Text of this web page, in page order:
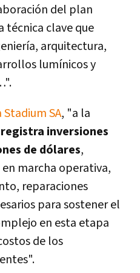
del plan
técnica clave que
arquitectura,
lumínicos y
SA, "a la
inversiones
de dólares,
marcha operativa,
reparaciones
para sostener el
en esta etapa
de los